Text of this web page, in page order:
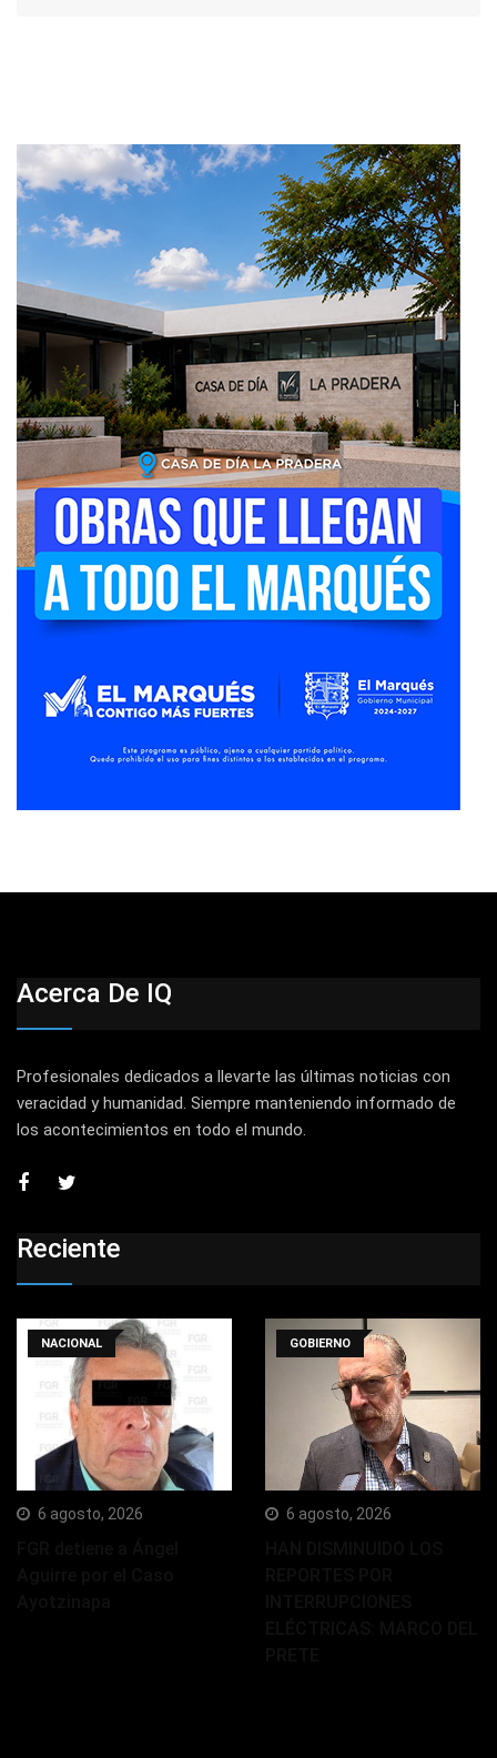
Acerca De IQ
Profesionales dedicados a llevarte las últimas noticias con
veracidad y humanidad. Siempre manteniendo informado de
los acontecimientos en todo el mundo.
Reciente
NACIONAL
6 agosto, 2026
GOBIERNO
6 agosto, 2026